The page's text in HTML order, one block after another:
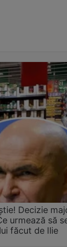
Decizie
urmează să
făcut de Ilie